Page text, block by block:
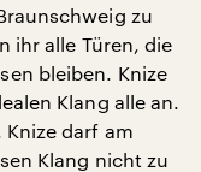
zu
ihr alle Türen, die
bleiben. Knize
Klang alle an.
Knize darf am
Klang nicht zu